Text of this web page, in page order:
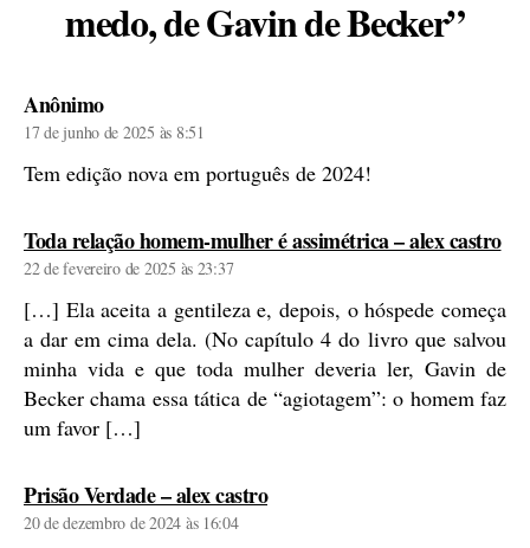
medo, de Gavin de Becker”
Anônimodiz:
17 de junho de 2025 às 8:51
Tem edição nova em português de 2024!
Toda relação homem-mulher é assimétrica – alex castro
22 de fevereiro de 2025 às 23:37
[…] Ela aceita a gentileza e, depois, o hóspede começa
a dar em cima dela. (No capítulo 4 do livro que salvou
minha vida e que toda mulher deveria ler, Gavin de
Becker chama essa tática de “agiotagem”: o homem faz
um favor […]
Prisão Verdade – alex castrodiz:
20 de dezembro de 2024 às 16:04